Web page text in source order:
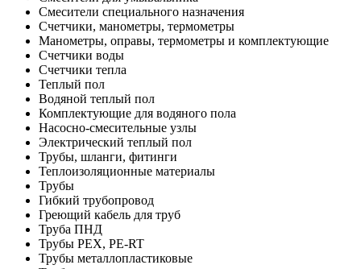
Смесители специального назначения
Счетчики, манометры, термометры
Манометры, оправы, термометры и комплектующие
Счетчики воды
Счетчики тепла
Теплый пол
Водяной теплый пол
Комплектующие для водяного пола
Насосно-смесительные узлы
Электрический теплый пол
Трубы, шланги, фитинги
Теплоизоляционные материалы
Трубы
Гибкий трубопровод
Греющий кабель для труб
Труба ПНД
Трубы PEX, PE-RT
Трубы металлопластиковые